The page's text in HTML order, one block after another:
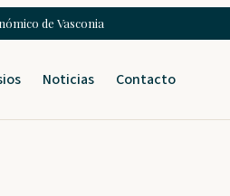
de Vasconia
Noticias Contacto